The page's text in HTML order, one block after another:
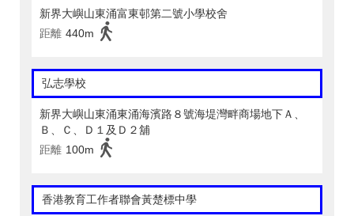
新界大嶼山東涌富東邨第二號小學校舍
距離 440m
弘志學校
新界大嶼山東涌東涌海濱路８號海堤灣畔商場地下Ａ、
Ｂ、Ｃ、Ｄ１及Ｄ２舖
距離 100m
香港教育工作者聯會黃楚標中學